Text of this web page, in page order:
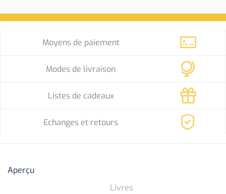
Moyens de paiement
Modes de livraison
Listes de cadeaux
Echanges et retours
Aperçu
Livres